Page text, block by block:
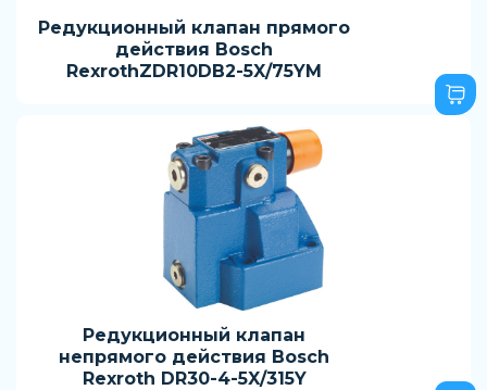
Редукционный клапан прямого
действия Bosch
RexrothZDR10DB2-5X/75YM
Редукционный клапан
непрямого действия Bosch
Rexroth DR30-4-5X/315Y